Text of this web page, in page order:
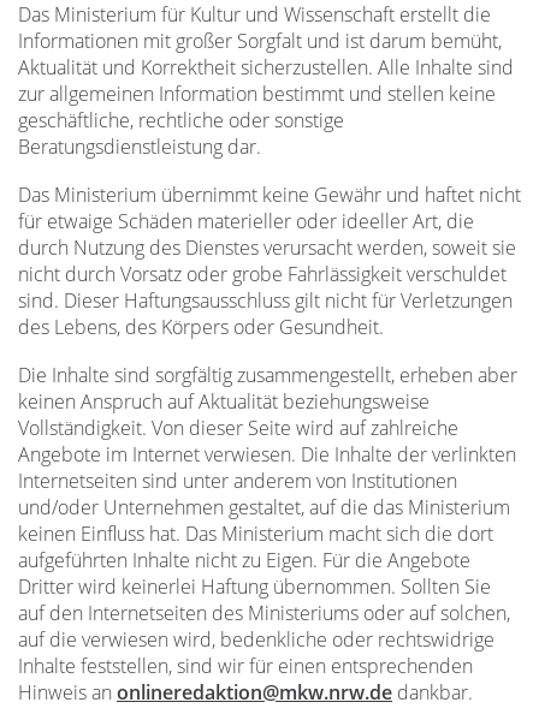
Das Ministerium für Kultur und Wissenschaft erstellt die
Informationen mit großer Sorgfalt und ist darum bemüht,
Aktualität und Korrektheit sicherzustellen. Alle Inhalte sind
zur allgemeinen Information bestimmt und stellen keine
geschäftliche, rechtliche oder sonstige
Beratungsdienstleistung dar.
Das Ministerium übernimmt keine Gewähr und haftet nicht
für etwaige Schäden materieller oder ideeller Art, die
durch Nutzung des Dienstes verursacht werden, soweit sie
nicht durch Vorsatz oder grobe Fahrlässigkeit verschuldet
sind. Dieser Haftungsausschluss gilt nicht für Verletzungen
des Lebens, des Körpers oder Gesundheit.
Die Inhalte sind sorgfältig zusammengestellt, erheben aber
keinen Anspruch auf Aktualität beziehungsweise
Vollständigkeit. Von dieser Seite wird auf zahlreiche
Angebote im Internet verwiesen. Die Inhalte der verlinkten
Internetseiten sind unter anderem von Institutionen
und/oder Unternehmen gestaltet, auf die das Ministerium
keinen Einfluss hat. Das Ministerium macht sich die dort
aufgeführten Inhalte nicht zu Eigen. Für die Angebote
Dritter wird keinerlei Haftung übernommen. Sollten Sie
auf den Internetseiten des Ministeriums oder auf solchen,
auf die verwiesen wird, bedenkliche oder rechtswidrige
Inhalte feststellen, sind wir für einen entsprechenden
Hinweis an onlineredaktion@mkw.nrw.de dankbar.